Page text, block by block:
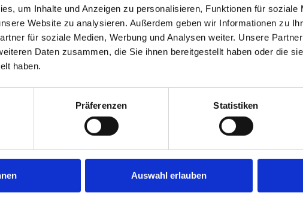
um Inhalte und Anzeigen zu personalisieren, Funktionen für soziale
Website zu analysieren. Außerdem geben wir Informationen zu
für soziale Medien, Werbung und Analysen weiter. Unsere
Daten zusammen, die Sie ihnen bereitgestellt haben oder die
haben.
Präferenzen Statistiken
Auswahl erlauben
hervorragenden Karrierechancen.
Sichere dir deinen
Jetzt bewerben